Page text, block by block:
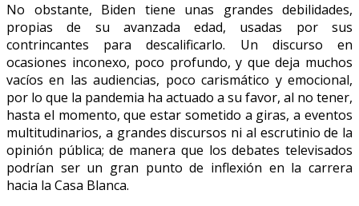
No obstante, Biden tiene unas grandes debilidades,
propias de su avanzada edad, usadas por sus
contrincantes para descalificarlo. Un discurso en
ocasiones inconexo, poco profundo, y que deja muchos
vacíos en las audiencias, poco carismático y emocional,
por lo que la pandemia ha actuado a su favor, al no tener,
hasta el momento, que estar sometido a giras, a eventos
multitudinarios, a grandes discursos ni al escrutinio de la
opinión pública; de manera que los debates televisados
podrían ser un gran punto de inflexión en la carrera
hacia la Casa Blanca.